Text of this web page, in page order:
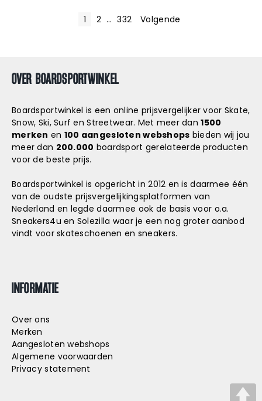
R
I
C
H
T
E
N
P
I
N
E
R
1 2 … 332 Volgende
OVER BOARDSPORTWINKEL
Boardsportwinkel is een online prijsvergelijker voor Skate,
Snow, Ski, Surf en Streetwear. Met meer dan1500
merken en 100 aangesloten webshops bieden wij jou
meer dan 200.000 boardsport gerelateerde producten
voor de beste prijs.
Boardsportwinkel is opgericht in 2012 en is daarmee één
van de oudste prijsvergelijkingsplatformen van
Nederland en legde daarmee ook de basis voor o.a.
Sneakers4u en Solezilla waar je een nog groter aanbod
vindt voor skateschoenen en sneakers.
INFORMATIE
Over ons
Merken
Aangesloten webshops
Algemene voorwaarden
Privacy statement